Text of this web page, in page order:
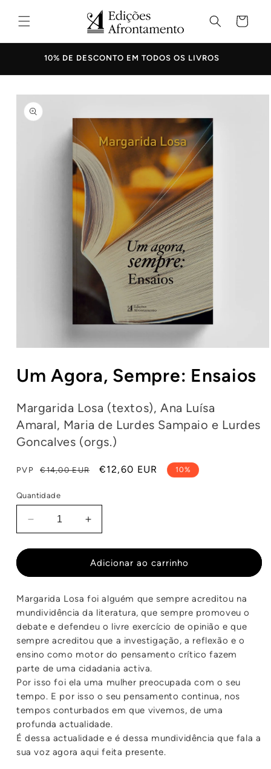
para o
conteúdo
Carrinho
10% DE DESCONTO EM TODOS OS LIVROS
informação
do produto
multimédia
1Um Agora, Sempre: Ensaios
Margarida Losa (textos), Ana Luísa
Amaral, Maria de Lurdes Sampaio e Lurdes
Goncalves (orgs.)
PVP
Preço
€14,00 EUR
Preço
€12,60 EUR 10%
Quantidade
Diminuir
a
quantidade
Um
Sempre:
Ensaios
Aumentar
a
quantidade
de
Um
Sempre:
Ensaios
Adicionar ao carrinho
Margarida Losa foi alguém que sempre acreditou na
mundividência da literatura, que sempre promoveu o
debate e defendeu o livre exercício de opinião e que
sempre acreditou que a investigação, a reflexão e o
ensino como motor do pensamento crítico fazem
parte de uma cidadania activa.
Por isso foi ela uma mulher preocupada com o seu
tempo. E por isso o seu pensamento continua, nos
tempos conturbados em que vivemos, de uma
profunda actualidade.
É dessa actualidade e é dessa mundividência que fala a
sua voz agora aqui feita presente.